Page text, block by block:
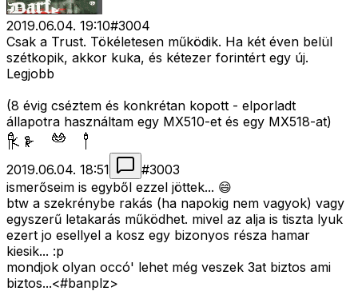
2019.06.04. 19:10#3004
Csak a Trust. Tökéletesen működik. Ha két éven belül
szétkopik, akkor kuka, és kétezer forintért egy új.
Legjobb
(8 évig cséztem és konkrétan kopott - elporladt
állapotra használtam egy MX510-et és egy MX518-at)
2019.06.04. 18:51 #3003
ismerőseim is egyből ezzel jöttek... 😄
btw a szekrénybe rakás (ha napokig nem vagyok) vagy
egyszerű letakarás működhet. mivel az alja is tiszta lyuk
ezert jo esellyel a kosz egy bizonyos résza hamar
kiesik... :p
mondjok olyan occó' lehet még veszek 3at biztos ami
biztos...<#banplz>